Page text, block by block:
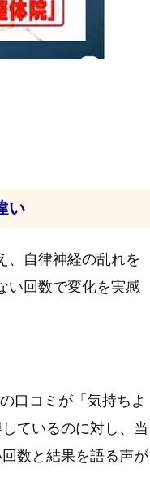
い
、自律神経の乱れを
い回数で変化を実感
口コミが「気持ちよ
ているのに対し、当
数と結果を語る声が